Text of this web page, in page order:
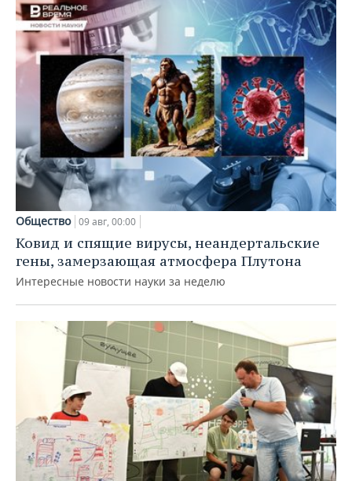
Общество 09 авг, 00:00
Ковид и спящие вирусы, неандертальские
гены, замерзающая атмосфера Плутона
Интересные новости науки за неделю